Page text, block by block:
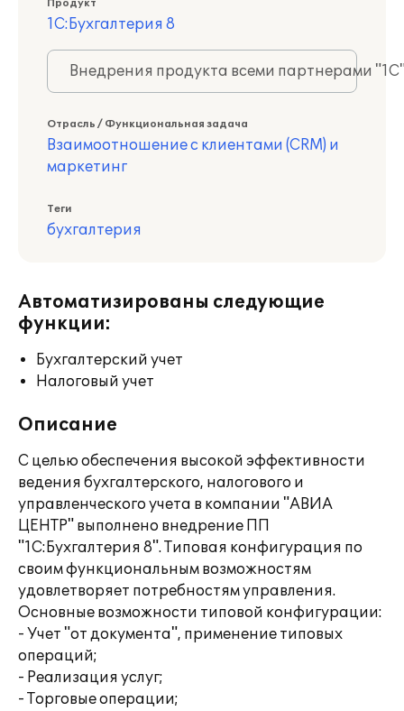
Продукт
1С:Бухгалтерия 8
Внедрения продукта всеми партнерами
Отрасль / Функциональная задача
Взаимоотношение с клиентами (CRM) и
маркетинг
Теги
бухгалтерия
Автоматизированы следующие
функции:
Бухгалтерский учет
Налоговый учет
Описание
С целью обеспечения высокой эффективности
ведения бухгалтерского, налогового и
управленческого учета в компании "АВИА
ЦЕНТР" выполнено внедрение ПП
"1С:Бухгалтерия 8". Типовая конфигурация по
своим функциональным возможностям
удовлетворяет потребностям управления.
Основные возможности типовой конфигурации:
- Учет "от документа", применение типовых
операций;
- Реализация услуг;
- Торговые операции;